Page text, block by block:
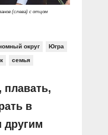
(слева) с отцом
округ Югра
семья
плавать,
в
другим